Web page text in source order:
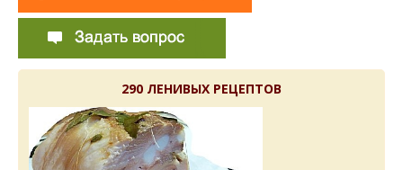
290 ЛЕНИВЫХ РЕЦЕПТОВ